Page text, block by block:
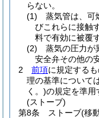
らない。
(1)
蒸気管は、可
びこれらに接触
料で有効に被覆
(2)
蒸気の圧力が
安全弁その他の
2
前項に規定する
理の基準については
く。)の規定を準用
(ストーブ)
第8条
ストーブ(移